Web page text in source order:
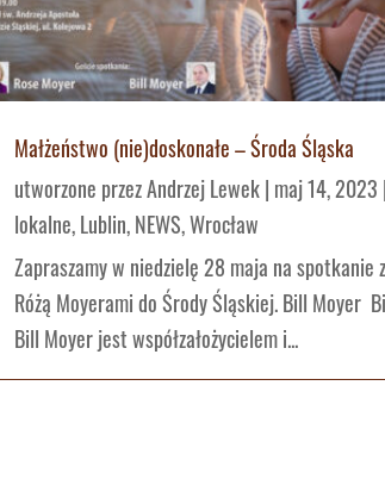
Małżeństwo (nie)doskonałe – Środa Śląska
utworzone przezAndrzej Lewek| maj 14, 2023 |
lokalne,Lublin,NEWS,Wrocław
Zapraszamy w niedzielę 28 maja na spotkanie
Różą Moyerami do Środy Śląskiej. Bill Moyer
Bill Moyer jest współzałożycielem i...